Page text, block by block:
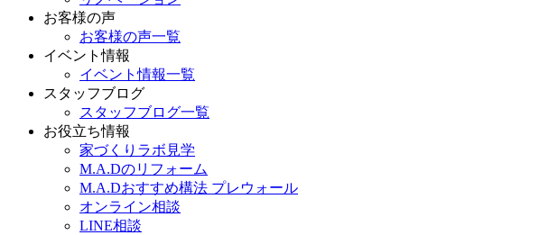
お客様の声
お客様の声一覧
イベント情報
イベント情報一覧
スタッフブログ
スタッフブログ一覧
お役立ち情報
家づくりラボ見学
M.A.Dのリフォーム
M.A.Dおすすめ構法 プレウォール
オンライン相談
LINE相談